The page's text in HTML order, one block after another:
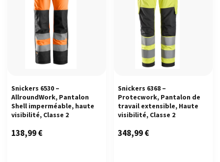
Snickers 6530 –
AllroundWork, Pantalon
Shell imperméable, haute
visibilité, Classe 2
138,99€
Snickers 6368 –
Protecwork, Pantalon de
travail extensible, Haute
visibilité, Classe 2
348,99€